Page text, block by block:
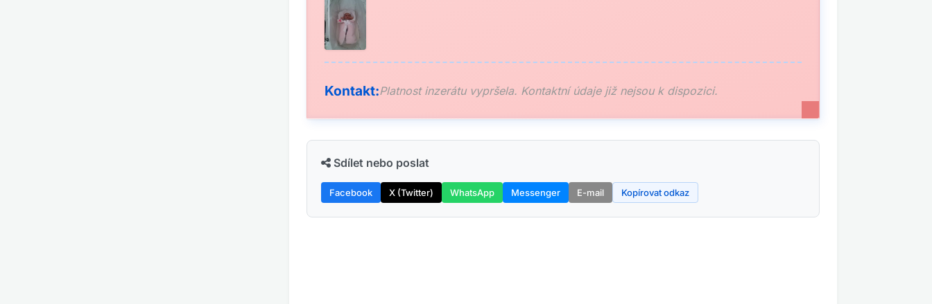
Kontakt:Platnost inzerátu vypršela. Kontaktní údaje již nejsou k dispozici.
Sdílet nebo poslat
Facebook X (Twitter) WhatsApp Messenger E-mail Kopírovat odkaz